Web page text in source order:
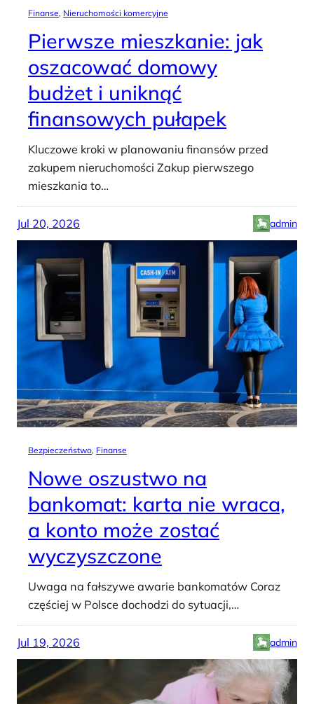
Finanse, Nieruchomości komercyjne
Pierwsze mieszkanie: jak
oszacować domowy
budżet i uniknąć
finansowych pułapek
Kluczowe kroki w planowaniu finansów przed
zakupem nieruchomości Zakup pierwszego
mieszkania to…
Jul 20, 2026 admin
Bezpieczeństwo, Finanse
Nowe oszustwo na
bankomat: karta nie wraca,
a konto może zostać
wyczyszczone
Uwaga na fałszywe awarie bankomatów Coraz
częściej w Polsce dochodzi do sytuacji,…
Jul 19, 2026 admin